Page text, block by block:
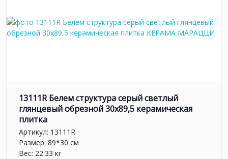
13111R Белем структура серый светлый
глянцевый обрезной 30х89,5 керамическая
плитка
Артикул: 13111R
Размер: 89*30 см
Вес: 22.33 кг